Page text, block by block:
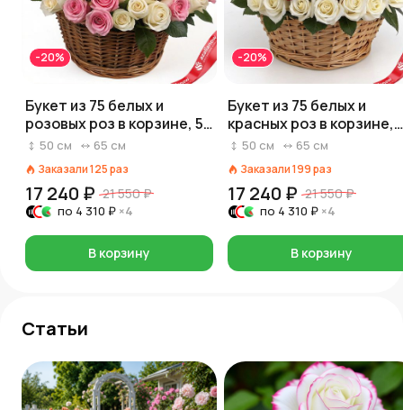
-20%
Букет из 75 белых и
розовых роз в корзине, 50
см, Россия
50 см 65 см
Заказали125раз
17 240 ₽ 21 550 ₽
по 4 310 ₽ ×4
В корзину
-20%
Букет из 75 белых и
красных роз в корзине,
Россия, 50 см
50 см 65 см
Заказали199раз
17 240 ₽ 21 550 ₽
по 4 310 ₽ ×4
В корзину
Статьи